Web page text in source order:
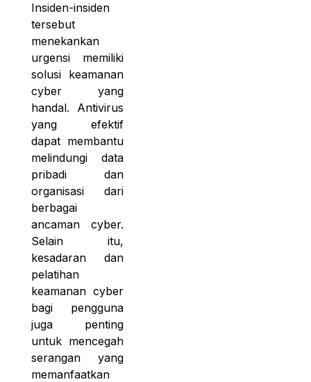
Insiden-insiden
tersebut
menekankan
urgensi memiliki
solusi keamanan
cyber yang
handal. Antivirus
yang efektif
dapat membantu
melindungi data
pribadi dan
organisasi dari
berbagai
ancaman cyber.
Selain itu,
kesadaran dan
pelatihan
keamanan cyber
bagi pengguna
juga penting
untuk mencegah
serangan yang
memanfaatkan